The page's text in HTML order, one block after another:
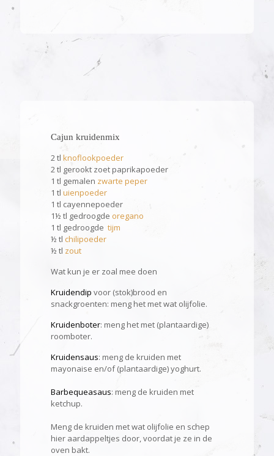
Cajun kruidenmix
2 tl knoflookpoeder
2 tl gerookt zoet paprikapoeder
1 tl gemalen zwarte peper
1 tl uienpoeder
1 tl cayennepoeder
1½ tl gedroogde oregano
1 tl gedroogde tijm
½ tl chilipoeder
½ tl zout
Wat kun je er zoal mee doen
Kruidendip voor (stok)brood en
snackgroenten: meng het met wat olijfolie.
Kruidenboter: meng het met (plantaardige)
roomboter.
Kruidensaus: meng de kruiden met
mayonaise en/of (plantaardige) yoghurt.
Barbequeasaus: meng de kruiden met
ketchup.
Meng de kruiden met wat olijfolie en schep
hier aardappeltjes door, voordat je ze in de
oven bakt.